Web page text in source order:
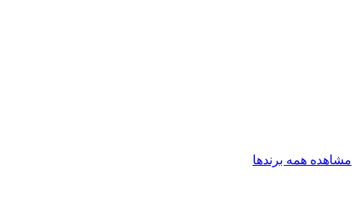
مشاهده همه برندها